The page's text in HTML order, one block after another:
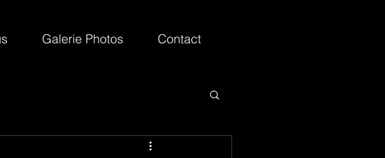
Galerie Photos Contact